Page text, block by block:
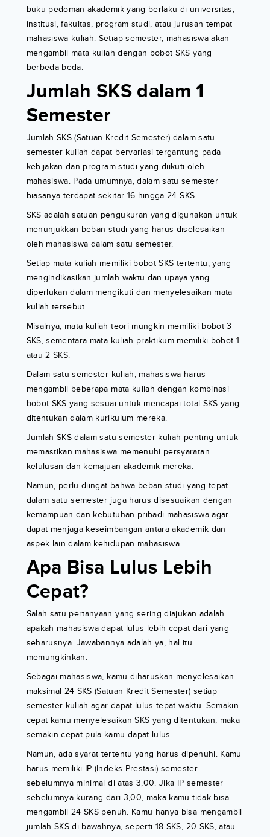
buku pedoman akademik yang berlaku di universitas,
institusi, fakultas, program studi, atau jurusan tempat
mahasiswa kuliah. Setiap semester, mahasiswa akan
mengambil mata kuliah dengan bobot SKS yang
berbeda-beda.
Jumlah SKS dalam 1
Semester
Jumlah SKS (Satuan Kredit Semester) dalam satu
semester kuliah dapat bervariasi tergantung pada
kebijakan dan program studi yang diikuti oleh
mahasiswa. Pada umumnya, dalam satu semester
biasanya terdapat sekitar 16 hingga 24 SKS.
SKS adalah satuan pengukuran yang digunakan untuk
menunjukkan beban studi yang harus diselesaikan
oleh mahasiswa dalam satu semester.
Setiap mata kuliah memiliki bobot SKS tertentu, yang
mengindikasikan jumlah waktu dan upaya yang
diperlukan dalam mengikuti dan menyelesaikan mata
kuliah tersebut.
Misalnya, mata kuliah teori mungkin memiliki bobot 3
SKS, sementara mata kuliah praktikum memiliki bobot 1
atau 2 SKS.
Dalam satu semester kuliah, mahasiswa harus
mengambil beberapa mata kuliah dengan kombinasi
bobot SKS yang sesuai untuk mencapai total SKS yang
ditentukan dalam kurikulum mereka.
Jumlah SKS dalam satu semester kuliah penting untuk
memastikan mahasiswa memenuhi persyaratan
kelulusan dan kemajuan akademik mereka.
Namun, perlu diingat bahwa beban studi yang tepat
dalam satu semester juga harus disesuaikan dengan
kemampuan dan kebutuhan pribadi mahasiswa agar
dapat menjaga keseimbangan antara akademik dan
aspek lain dalam kehidupan mahasiswa.
Apa Bisa Lulus Lebih
Cepat?
Salah satu pertanyaan yang sering diajukan adalah
apakah mahasiswa dapat lulus lebih cepat dari yang
seharusnya. Jawabannya adalah ya, hal itu
memungkinkan.
Sebagai mahasiswa, kamu diharuskan menyelesaikan
maksimal 24 SKS (Satuan Kredit Semester) setiap
semester kuliah agar dapat lulus tepat waktu. Semakin
cepat kamu menyelesaikan SKS yang ditentukan, maka
semakin cepat pula kamu dapat lulus.
Namun, ada syarat tertentu yang harus dipenuhi. Kamu
harus memiliki IP (Indeks Prestasi) semester
sebelumnya minimal di atas 3,00. Jika IP semester
sebelumnya kurang dari 3,00, maka kamu tidak bisa
mengambil 24 SKS penuh. Kamu hanya bisa mengambil
jumlah SKS di bawahnya, seperti 18 SKS, 20 SKS, atau